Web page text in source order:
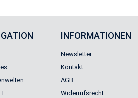
INFORMATIONEN
Newsletter
Kontakt
AGB
Widerrufsrecht